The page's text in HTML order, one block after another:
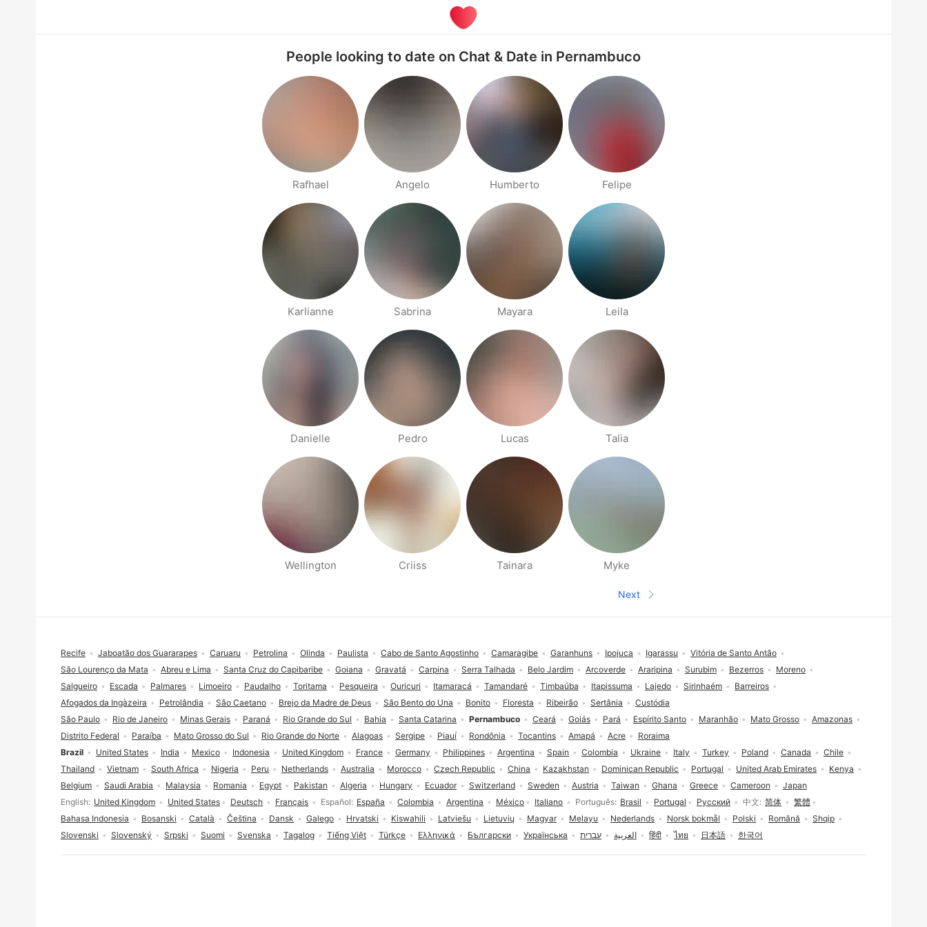
People looking to date on Chat & Date in Pernambuco
Rafhael Angelo Humberto Felipe
Karlianne Sabrina Mayara Leila
Danielle Pedro Lucas Talia
Wellington Criiss Tainara Myke
Next page
Next
Language selection
English United Kingdom United States Deutsch Français Español España Colombia Argentina México Italiano Português Brasil Portugal Русский 中文 简体
繁體
Bahasa Indonesia
Bosanski Català Čeština Dansk Galego Hrvatski Kiswahili Latviešu Lietuvių Magyar Melayu Nederlands Norsk bokmål Polski Română
Shqip
Slovenski
Slovenský Srpski Suomi Svenska Tagalog Tiếng Việt Türkçe Ελληνικά Български Українська עברית العربية हिंदी ไทย 日本語 한국어
Brazil United States India Mexico Indonesia United Kingdom France Germany Philippines Argentina Spain Colombia Ukraine Italy Turkey Poland Canada
Chile
Thailand
Vietnam South Africa Nigeria Peru Netherlands Australia Morocco Czech Republic China Kazakhstan Dominican Republic Portugal United Arab Emirates
Kenya
Belgium
Saudi Arabia Malaysia Romania Egypt Pakistan Algeria Hungary Ecuador Switzerland Sweden Austria Taiwan Ghana Greece Cameroon Japan
São Paulo Rio de Janeiro Minas Gerais Paraná Rio Grande do Sul Bahia Santa Catarina Pernambuco Ceará Goiás Pará Espírito Santo Maranhão Mato Grosso
Amazonas
Distrito Federal
Paraíba Mato Grosso do Sul Rio Grande do Norte Alagoas Sergipe Piauí Rondônia Tocantins Amapá Acre Roraima
Recife Jaboatão dos Guararapes Caruaru Petrolina Olinda Paulista Cabo de Santo Agostinho Camaragibe Garanhuns Ipojuca Igarassu
Vitória de Santo Antão
São Lourenço da Mata
Abreu e Lima Santa Cruz do Capibaribe Goiana Gravatá Carpina Serra Talhada Belo Jardim Arcoverde Araripina Surubim Bezerros
Moreno
Salgueiro
Escada Palmares Limoeiro Paudalho Toritama Pesqueira Ouricuri Itamaracá Tamandaré Timbaúba Itapissuma Lajedo Sirinhaém
Barreiros
Afogados da Ingàzeira
Petrolândia São Caetano Brejo da Madre de Deus São Bento do Una Bonito Floresta Ribeirão Sertânia Custódia